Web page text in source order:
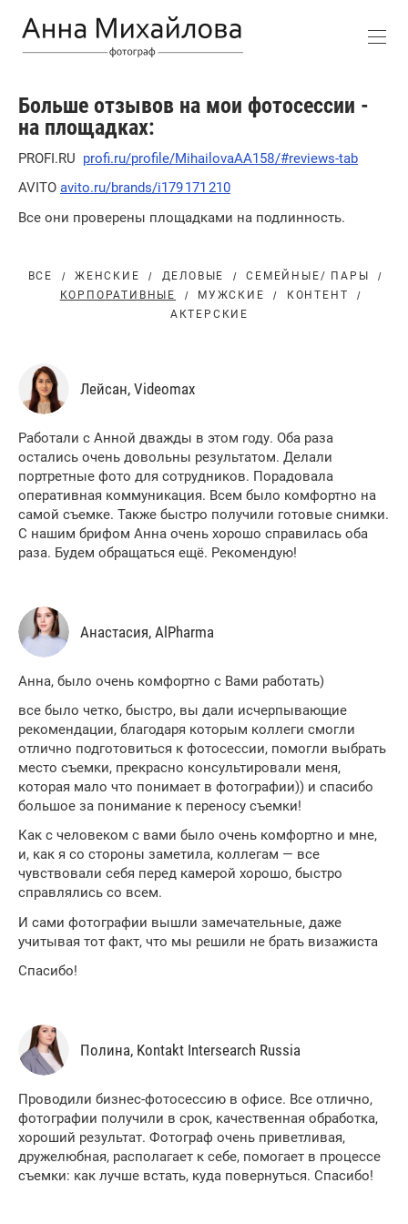
Больше отзывов на мои фотосессии -
на площадках:
РROFI.RU profi.ru/profile/MihailovaAA158/#reviews-tab
AVITO avito.ru/brands/i179 171 210
Все они проверены площадками на подлинность.
ВСЕ ЖЕНСКИЕ ДЕЛОВЫЕ
СЕМЕЙНЫЕ/ ПАРЫ
КОРПОРАТИВНЫЕ
МУЖСКИЕ
КОНТЕНТ
АКТЕРСКИЕ
Лейсан, Videomax
Работали с Анной дважды в этом году. Оба раза
остались очень довольны результатом. Делали
портретные фото для сотрудников. Порадовала
оперативная коммуникация. Всем было комфортно на
самой съемке. Также быстро получили готовые снимки.
С нашим брифом Анна очень хорошо справилась оба
раза. Будем обращаться ещё. Рекомендую!
Анастасия, AlPharma
Анна, было очень комфортно с Вами работать)
все было четко, быстро, вы дали исчерпывающие
рекомендации, благодаря которым коллеги смогли
отлично подготовиться к фотосессии, помогли выбрать
место съемки, прекрасно консультировали меня,
которая мало что понимает в фотографии)) и спасибо
большое за понимание к переносу съемки!
Как с человеком с вами было очень комфортно и мне,
и, как я со стороны заметила, коллегам — все
чувствовали себя перед камерой хорошо, быстро
справлялись со всем.
И сами фотографии вышли замечательные, даже
учитывая тот факт, что мы решили не брать визажиста
Спасибо!
Полина, Kontakt Intersearch Russia
Проводили бизнес-фотосессию в офисе. Все отлично,
фотографии получили в срок, качественная обработка,
хороший результат. Фотограф очень приветливая,
дружелюбная, располагает к себе, помогает в процессе
съемки: как лучше встать, куда повернуться. Спасибо!